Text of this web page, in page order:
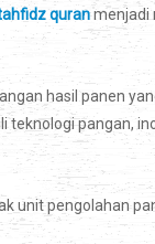
quranmenjadi
hasil panen
pangan,
unit pengolahan